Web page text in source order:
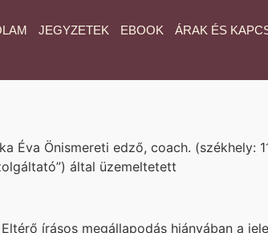
JEGYZETEK EBOOK ÁRAK ÉS
Önismereti edző, coach. (székhely:
által üzemeltetett
írásos megállapodás hiányában a